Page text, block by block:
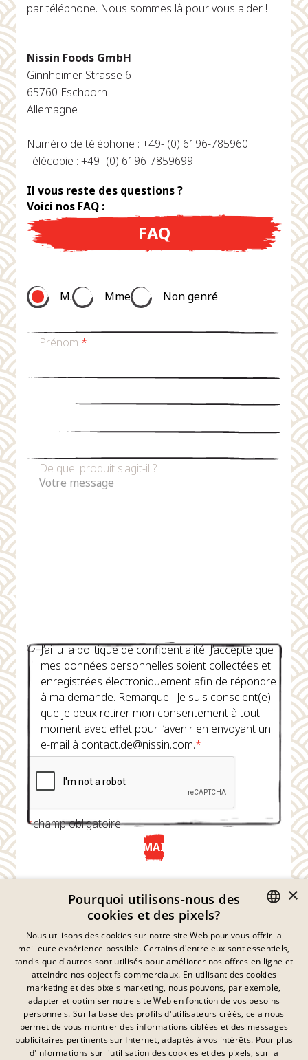
par téléphone. Nous sommes là pour vous aider !
Nissin Foods GmbH
Ginnheimer Strasse 6
65760 Eschborn
Allemagne
Numéro de téléphone : +49- (0) 6196-785960
Télécopie : +49- (0) 6196-7859699
Il vous reste des questions ?
Voici nos FAQ :
FAQ
M. Mme Non genré
Prénom *
De quel produit s'agit-il ?
J’ai lu la politique de confidentialité. J’accepte que
mes données personnelles soient collectées et
enregistrées électroniquement afin de répondre
à ma demande. Remarque : Je suis conscient(e)
que je peux retirer mon consentement à tout
moment avec effet pour l’avenir en envoyant un
e-mail à contact.de@nissin.com.*
*champ obligatoire
ENVOYER MAINTENANT
Déclaration De Confidentialité
Empreinte
Mentions Légales
Contact
GERMAN
FRENCH
DANISH
SWEDISH
HUNGARIAN
×
Pourquoi utilisons-nous des
cookies et des pixels?
Nous utilisons des cookies sur notre site Web pour vous offrir la
meilleure expérience possible. Certains d'entre eux sont essentiels,
tandis que d'autres sont utilisés pour améliorer nos offres en ligne et
atteindre nos objectifs commerciaux. En utilisant des cookies
marketing et des pixels marketing, nous pouvons, par exemple,
adapter et optimiser notre site Web en fonction de vos besoins
personnels. Sur la base des profils d'utilisateurs créés, cela nous
permet de vous montrer des informations ciblées et des messages
publicitaires pertinents sur Internet, adaptés à vos intérêts. Pour plus
d'informations sur l'utilisation des cookies et des pixels, sur la